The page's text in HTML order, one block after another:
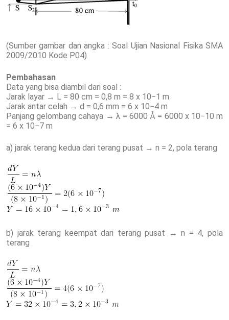
(Sumber gambar dan angka : Soal Ujian Nasional Fisika SMA
2009/2010 Kode P04)
Pembahasan
Data yang bisa diambil dari soal :
Jarak layar → L = 80 cm = 0,8 m = 8 x 10−1 m
Jarak antar celah → d = 0,6 mm = 6 x 10−4 m
Panjang gelombang cahaya → λ = 6000 Å = 6000 x 10−10 m
= 6 x 10−7 m
a) jarak terang kedua dari terang pusat → n = 2, pola terang
b) jarak terang keempat dari terang pusat → n = 4, pola
terang